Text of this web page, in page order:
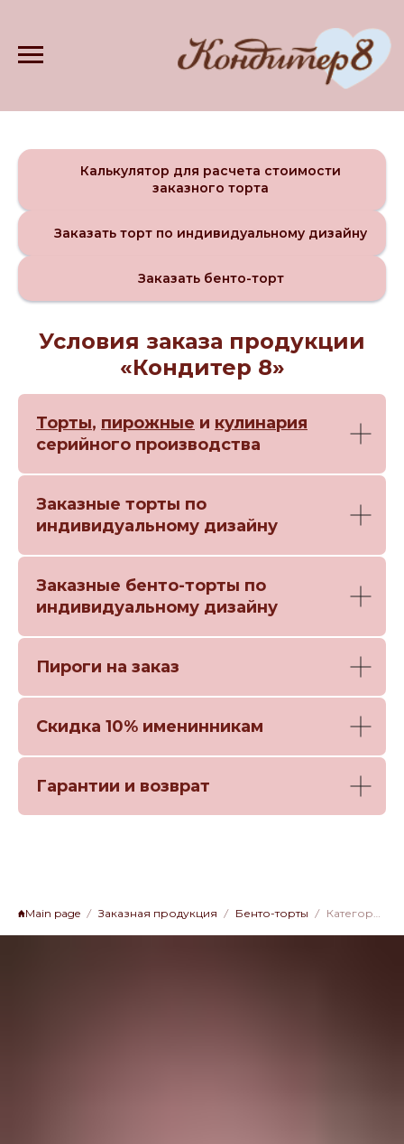
Калькулятор для расчета стоимости
заказного торта
Заказать торт по индивидуальному дизайну
Заказать бенто-торт
Условия заказа продукции
«Кондитер 8»
Торты, пирожные и кулинария
серийного производства
Заказные торты по
индивидуальному дизайну
Заказные бенто-торты по
индивидуальному дизайну
Пироги на заказ
Скидка 10% именинникам
Гарантии и возврат
Main page Заказная продукция Бенто-торты Категория 2, БТ-02